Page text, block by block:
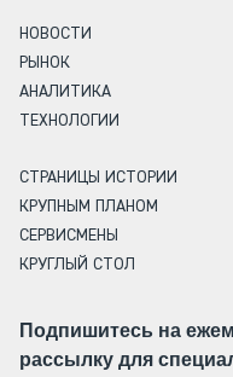
НОВОСТИ
РЫНОК
АНАЛИТИКА
ТЕХНОЛОГИИ
СТРАНИЦЫ ИСТОРИИ
КРУПНЫМ ПЛАНОМ
СЕРВИСМЕНЫ
КРУГЛЫЙ СТОЛ
Подпишитесь на
рассылку для